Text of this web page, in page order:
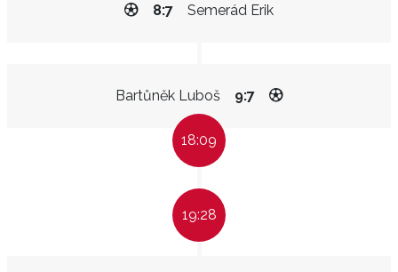
Semerád Erik
8:7
Bartůněk Luboš 9:7
18:09
19:28